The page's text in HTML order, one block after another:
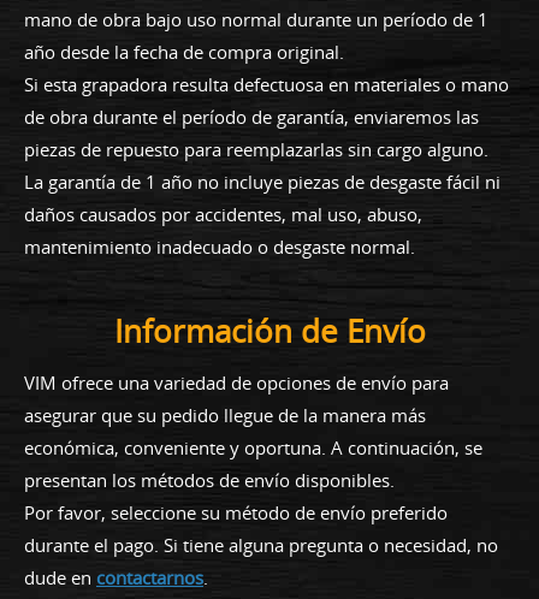
mano de obra bajo uso normal durante un período de 1
año desde la fecha de compra original.
Si esta grapadora resulta defectuosa en materiales o mano
de obra durante el período de garantía, enviaremos las
piezas de repuesto para reemplazarlas sin cargo alguno.
La garantía de 1 año no incluye piezas de desgaste fácil ni
daños causados por accidentes, mal uso, abuso,
mantenimiento inadecuado o desgaste normal.
Información de Envío
VIM ofrece una variedad de opciones de envío para
asegurar que su pedido llegue de la manera más
económica, conveniente y oportuna. A continuación, se
presentan los métodos de envío disponibles.
Por favor, seleccione su método de envío preferido
durante el pago. Si tiene alguna pregunta o necesidad, no
dude en contactarnos